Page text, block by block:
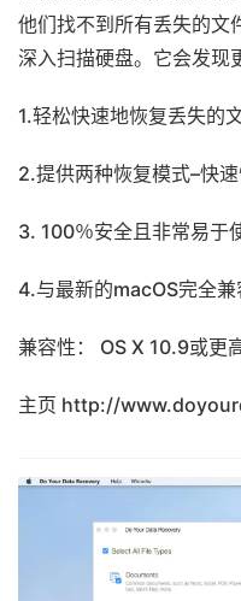
他们找不到所有丢失的文
深入扫描硬盘。它会发现
1.轻松快速地恢复丢失的
2.提供两种恢复模式–快速
3. 100％安全且非常易于
4.与最新的macOS完全兼
兼容性： OS X 10.9或更
主页 http://